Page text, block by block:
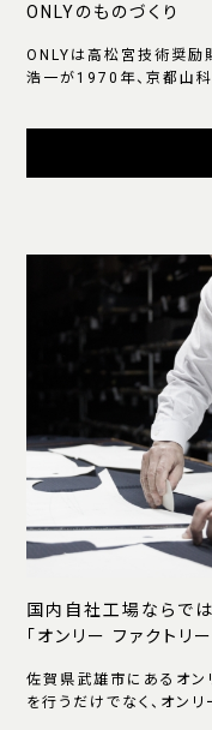
ONLYのものづくり
ONLYは高松宮技術奨励
浩一が1970年、京都山科
国内自社工場ならでは
「オンリー ファクトリー
佐賀県武雄市にあるオン
を行うだけでなく、オンリ